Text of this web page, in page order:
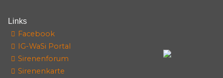
Links
Facebook
IG-WaSi Portal
Sirenenforum
Sirenenkarte